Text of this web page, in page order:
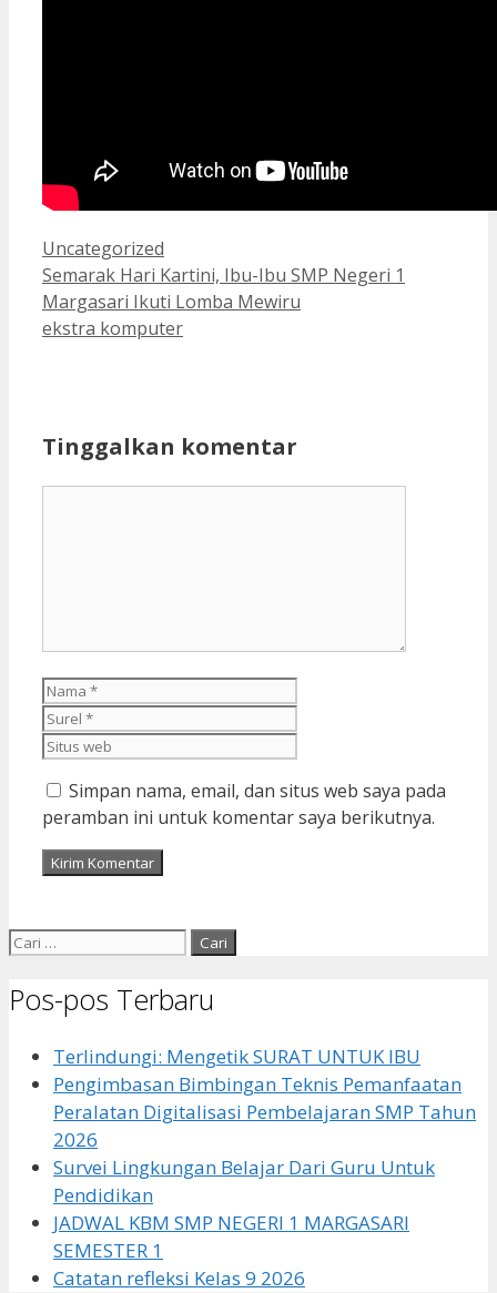
Kategori
Uncategorized
Semarak Hari Kartini, Ibu-Ibu SMP Negeri 1
Margasari Ikuti Lomba Mewiru
ekstra komputer
Tinggalkan komentar
Nama
Simpan nama, email, dan situs web saya pada
peramban ini untuk komentar saya berikutnya.
Cari
Pos-pos Terbaru
Terlindungi: Mengetik SURAT UNTUK IBU
Pengimbasan Bimbingan Teknis Pemanfaatan
Peralatan Digitalisasi Pembelajaran SMP Tahun
2026
Survei Lingkungan Belajar Dari Guru Untuk
Pendidikan
JADWAL KBM SMP NEGERI 1 MARGASARI
SEMESTER 1
Catatan refleksi Kelas 9 2026